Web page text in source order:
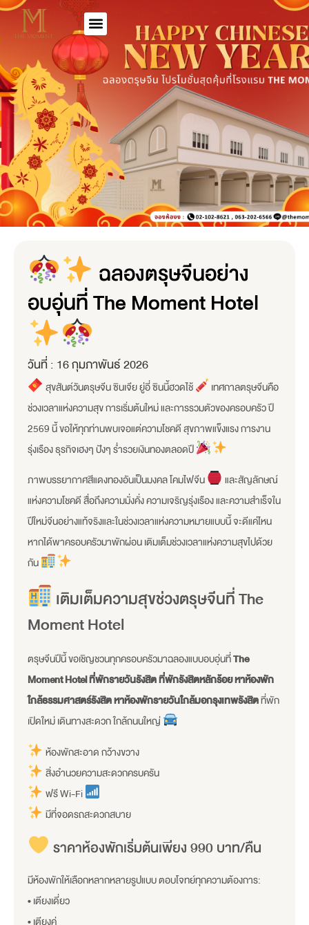
ฉลองตรุษจีนอย่าง
อบอุ่นที่ The Moment Hotel
วันที่ : 16 กุมภาพันธ์ 2026
สุขสันต์วันตรุษจีน ซินเจีย ยู่อี่ ซินนี้ฮวดไช้
เทศกาลตรุษจีนคือ
ช่วงเวลาแห่งความสุข การเริ่มต้นใหม่ และการรวมตัวของครอบครัว ปี
2569 นี้ ขอให้ทุกท่านพบเจอแต่ความโชคดี สุขภาพแข็งแรง การงาน
รุ่งเรือง ธุรกิจเฮงๆ ปังๆ ร่ำรวยเงินทองตลอดปี
ภาพบรรยากาศสีแดงทองอันเป็นมงคล โคมไฟจีน
และสัญลักษณ์
แห่งความโชคดี สื่อถึงความมั่งคั่ง ความเจริญรุ่งเรือง และความสำเร็จใน
ปีใหม่จีนอย่างแท้จริงและในช่วงเวลาแห่งความหมายแบบนี้ จะดีแค่ไหน
หากได้พาครอบครัวมาพักผ่อน เติมเต็มช่วงเวลาแห่งความสุขไปด้วย
กัน
เติมเต็มความสุขช่วงตรุษจีนที่ The
Moment Hotel
ตรุษจีนปีนี้ ขอเชิญชวนทุกครอบครัวมาฉลองแบบอบอุ่นที่The
Moment Hotel ที่พักรายวันรังสิต ที่พักรังสิตหลักร้อย หาห้องพัก
ใกล้ธรรมศาสตร์รังสิต หาห้องพักรายวันใกล้มอกรุงเทพรังสิตที่พัก
เปิดใหม่ เดินทางสะดวก ใกล้ถนนใหญ่
ห้องพักสะอาด กว้างขวาง
สิ่งอำนวยความสะดวกครบครัน
ฟรี Wi-Fi
มีที่จอดรถสะดวกสบาย
ราคาห้องพักเริ่มต้นเพียง 990 บาท/คืน
มีห้องพักให้เลือกหลากหลายรูปแบบ ตอบโจทย์ทุกความต้องการ:
• เตียงเดี่ยว